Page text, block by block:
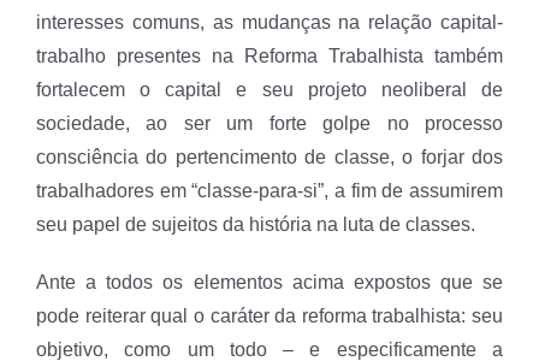
interesses comuns, as mudanças na relação capital-
trabalho presentes na Reforma Trabalhista também
fortalecem o capital e seu projeto neoliberal de
sociedade, ao ser um forte golpe no processo
consciência do pertencimento de classe, o forjar dos
trabalhadores em “classe-para-si”, a fim de assumirem
seu papel de sujeitos da história na luta de classes.
Ante a todos os elementos acima expostos que se
pode reiterar qual o caráter da reforma trabalhista: seu
objetivo, como um todo – e especificamente a